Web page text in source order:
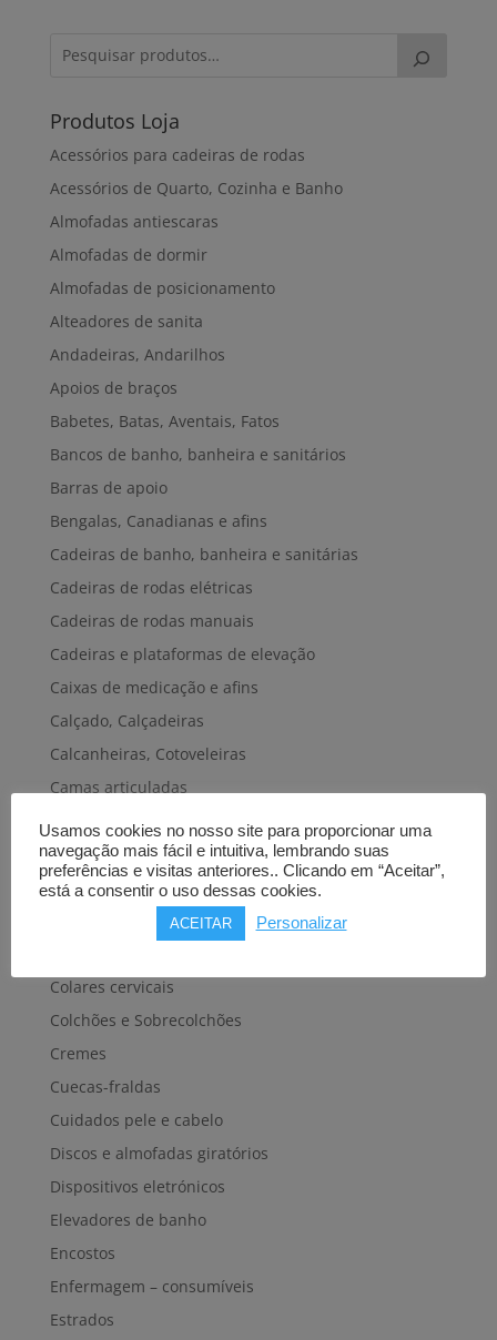
Produtos Loja
Acessórios para cadeiras de rodas
Acessórios de Quarto, Cozinha e Banho
Almofadas antiescaras
Almofadas de dormir
Almofadas de posicionamento
Alteadores de sanita
Andadeiras, Andarilhos
Apoios de braços
Babetes, Batas, Aventais, Fatos
Bancos de banho, banheira e sanitários
Barras de apoio
Bengalas, Canadianas e afins
Cadeiras de banho, banheira e sanitárias
Cadeiras de rodas elétricas
Cadeiras de rodas manuais
Cadeiras e plataformas de elevação
Caixas de medicação e afins
Calçado, Calçadeiras
Calcanheiras, Cotoveleiras
Camas articuladas
Carros hospitalares
Cestas, Arneses
Cintas e Faixas
Cintos, Coletes e afins
Colares cervicais
Colchões e Sobrecolchões
Cremes
Cuecas-fraldas
Cuidados pele e cabelo
Discos e almofadas giratórios
Dispositivos eletrónicos
Elevadores de banho
Encostos
Enfermagem – consumíveis
Estrados
Usamos cookies no nosso site para proporcionar uma
navegação mais fácil e intuitiva, lembrando suas
preferências e visitas anteriores.. Clicando em “Aceitar”,
está a consentir o uso dessas cookies.
ACEITAR Personalizar